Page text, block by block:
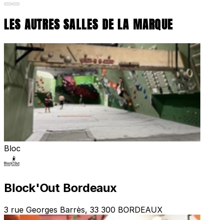
LES AUTRES SALLES DE LA MARQUE
Bloc
Block'Out Bordeaux
3 rue Georges Barrès, 33 300 BORDEAUX